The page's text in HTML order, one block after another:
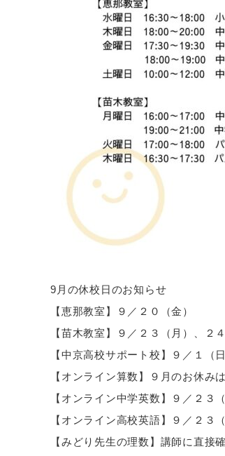
9月の休校日のお知らせ
【恵那教室】９／２０（金）
【苗木教室】９／２３（月）、２
【中京高校サポート校】９／１（
【オンライン算数】９月のお休み
【オンライン中学英数】９／２３（
【オンライン高校英語】９／２３（
【みどり先生の理数】講師に直接